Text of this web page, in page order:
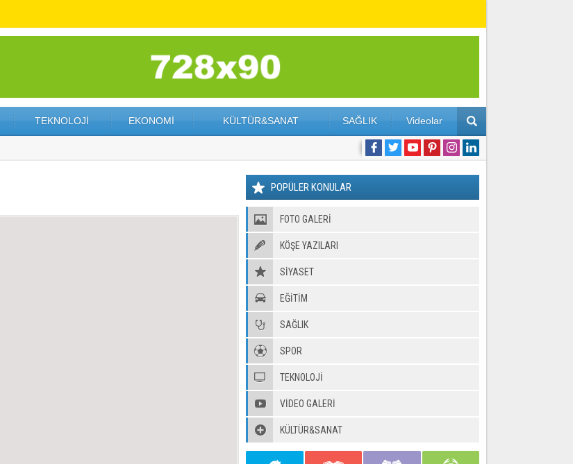
TEKNOLOJİ EKONOMİ KÜLTÜR&SANAT SAĞLIK Videolar
POPÜLER KONULAR
FOTO GALERI
KÖŞE YAZILARI
SİYASET
EĞİTİM
SAĞLIK
SPOR
TEKNOLOJİ
VIDEO GALERI
KÜLTÜR&SANAT